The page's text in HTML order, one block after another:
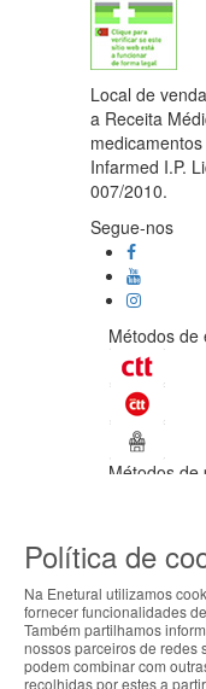
Local de
a Receita
Infarmed I.P.
007/2010.
Segue-nos
Métodos de
Métodos de
Todos os
08-2026.
Designed &
ABOUT THE
Enetural
Política de
Na Enetural utilizamos
fornecer funcionalidades
Também partilhamos
nossos parceiros de redes
podem combinar com
recolhidas por estes a